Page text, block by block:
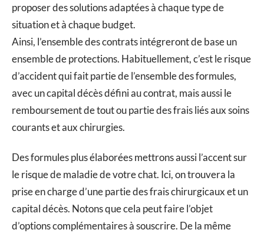
proposer des solutions adaptées à chaque type de
situation et à chaque budget.
Ainsi, l’ensemble des contrats intégreront de base un
ensemble de protections. Habituellement, c’est le risque
d’accident qui fait partie de l’ensemble des formules,
avec un capital décès défini au contrat, mais aussi le
remboursement de tout ou partie des frais liés aux soins
courants et aux chirurgies.
Des formules plus élaborées mettrons aussi l’accent sur
le risque de maladie de votre chat. Ici, on trouvera la
prise en charge d’une partie des frais chirurgicaux et un
capital décès. Notons que cela peut faire l’objet
d’options complémentaires à souscrire. De la même